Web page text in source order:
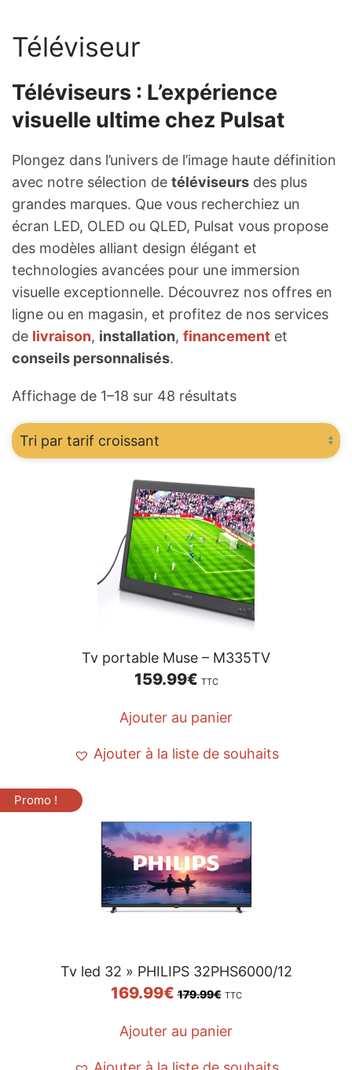
Téléviseur
Téléviseurs : L’expérience
visuelle ultime chez Pulsat
Plongez dans l’univers de l’image haute définition
avec notre sélection de téléviseurs des plus
grandes marques. Que vous recherchiez un
écran LED, OLED ou QLED, Pulsat vous propose
des modèles alliant design élégant et
technologies avancées pour une immersion
visuelle exceptionnelle. Découvrez nos offres en
ligne ou en magasin, et profitez de nos services
de livraison, installation, financement et
conseils personnalisés.
Affichage de 1–18 sur 48 résultatsTrié
croissant
Tv portable Muse – M335TV
159.99€ TTC
Ajouter au panier
Ajouter à la liste de souhaits
Tv led 32 » PHILIPS 32PHS6000/12
169.99€ 179.99€ TTC
Ajouter au panier
Promo !